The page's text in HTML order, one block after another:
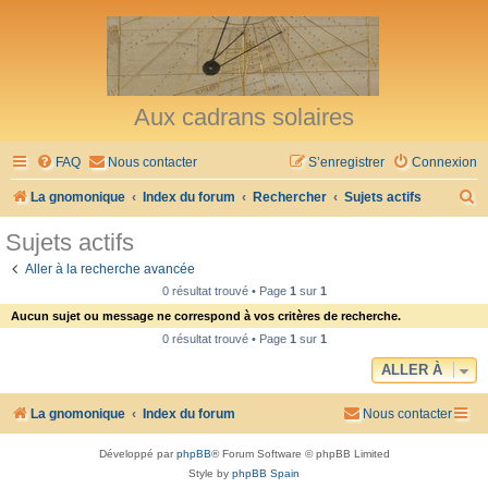
Aux cadrans solaires
FAQ Nous contacter Connexion
S’enregistrer
La gnomonique Index du forum Rechercher Sujets actifs
h
Sujets actifs
Aller à la recherche avancée
0 résultat trouvé • Page 1sur 1
Aucun sujet ou message ne correspond à vos critères de recherche.
0 résultat trouvé • Page 1sur 1
ALLER À
La gnomonique Index du forum Nous contacter
Développé parphpBB® Forum Software © phpBB Limited
Style by phpBB Spain